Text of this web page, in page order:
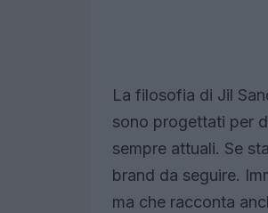
La filosofia di Jil
sono progettati per
sempre attuali. Se
brand da seguire.
ma che racconta